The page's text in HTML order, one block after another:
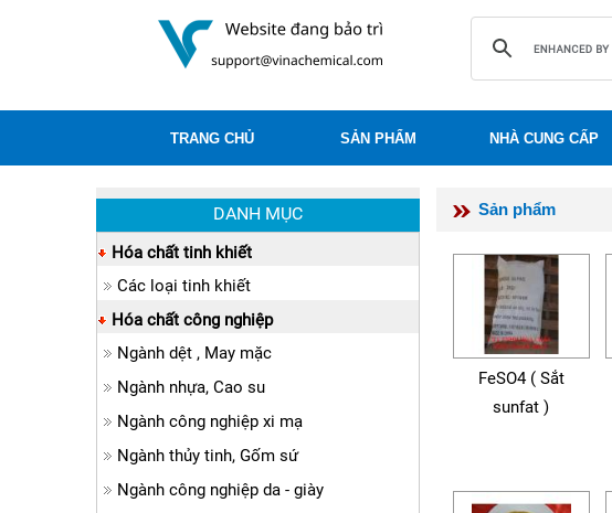
TRANG CHỦ SẢN PHẨM NHÀ CUNG CẤP
Sản phẩm
FeSO4 ( Sắt
sunfat )
DANH MỤC
Hóa chất tinh khiết
Các loại tinh khiết
Hóa chất công nghiệp
Ngành dệt , May mặc
Ngành nhựa, Cao su
Ngành công nghiệp xi mạ
Ngành thủy tinh, Gốm sứ
Ngành công nghiệp da - giày